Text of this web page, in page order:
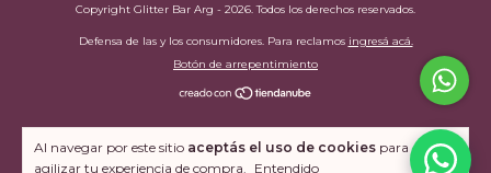
Al navegar por este sitio aceptás el uso de cookies para
agilizar tu experiencia de compra. Entendido
Copyright Glitter Bar Arg - 2026. Todos los derechos reservados.
Defensa de las y los consumidores. Para reclamos ingresá acá.
Botón de arrepentimiento